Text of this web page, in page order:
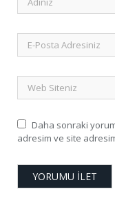
Daha sonraki
adresim ve site